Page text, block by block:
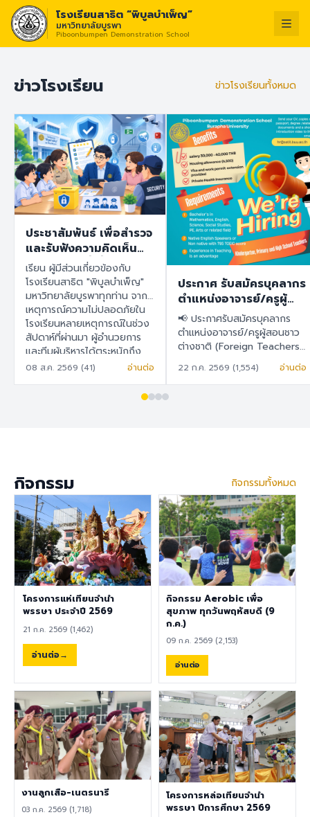
โรงเรียนสาธิต “พิบูลบำเพ็ญ”
มหาวิทยาลัยบูรพา
Piboonbumpen Demonstration School
ข่าวโรงเรียน ข่าวโรงเรียนทั้งหมด
ประชาสัมพันธ์ เพื่อสำรวจ
และรับฟังความคิดเห็น
ของทุกฝ่ายที่เกี่ยวข้องกับ
โรงเรียนสาธิต "พิบูล
บำเพ็ญ" มหาวิทยาลัย
บูรพา เพื่อนำข้อมูลไปใช้
ในการวางแผน พัฒนา
และยกระดับระบบความ
ปลอดภัยของโรงเรียน
อย่างเป็นรูปธรรม
เรียน ผู้มีส่วนเกี่ยวข้องกับ
โรงเรียนสาธิต "พิบูลบำเพ็ญ"
มหาวิทยาลัยบูรพาทุกท่าน จาก
เหตุการณ์ความไม่ปลอดภัยใน
โรงเรียนหลายเหตุการณ์ในช่วง
สัปดาห์ที่ผ่านมา ผู้อำนวยการ
และทีมผู้บริหารได้ตระหนักถึง
ความปลอดภัยในโรงเรียนเป็น
มั่นในการพัฒนาสภาพแวดล้อม
โรงเรียนสาธิต "พิบูลบำเพ็ญ"
มหาวิทยาลัยบูรพา เพื่อนำข้อมูล
ไปใช้ในการ วางแผน พัฒนา
และยกระดับระบบความ
ปลอดภัยของโรงเรียนอย่างเป็น
รูปธรรม ขอความอนุเคราะห์ทุก
ท่านในการทำแบบสำรวจ ภายใน
วันที่ 9 สิงหาคม 2569 เพื่อนำ
ผลการสำรวจไปใช้ดำเนินการต่อ
ไป แบบสำรวจความคิดเห็นด้าน
ความปลอดภัย คลิกที่นี่เพื่อร่วม
แสดงความคิดเห็น ผู้อำนวยการ
ขอขอบคุณทุกความคิดเห็น
เพราะความคิดเห็นของท่านคือ
เสียงสำคัญของการพัฒนา
โรงเรียนอย่างยั่งยืน 8
สิงหาคม 2569
08 ส.ค. 2569 (41) อ่านต่อ
ประกาศ รับสมัครบุคลากร
ตำแหน่งอาจารย์/ครูผู้
สอนชาวต่างชาติ
(Foreign Teachers)
📢 ประกาศรับสมัครบุคลากร
ตำแหน่งอาจารย์/ครูผู้สอนชาว
ต่างชาติ (Foreign Teachers)
โรงเรียนสาธิต "พิบูลบำเพ็ญ"
มหาวิทยาลัยบูรพา 🇹🇭 ภาษา
ไทย โรงเรียนสาธิต "พิบูล
เดือน 30,000 – 40,000
บาท เงินช่วยเหลือค่าที่พัก
6,500 บาท/เดือน สวัสดิการ
การต่ออายุ Visa และ Work
Permit ประกันสุขภาพเอกชน
คุณสมบัติประจำตำแหน่ง สำเร็จ
การศึกษาระดับปริญญาตรี ใน
สาขาวิชาคณิตศาสตร์ ภาษา
อังกฤษ วิทยาศาสตร์
สังคมศึกษา สุขศึกษา/
พลศึกษา ศิลปะ หรือสาขาอื่นที่
เกี่ยวข้อง เป็นผู้ใช้ภาษาอังกฤษ
Speaker) หรือหากไม่ใช่เจ้าของ
ภาษา ต้องมีผลการทดสอบ
ภาษาอังกฤษ TOEIC ไม่ต่ำกว่า
785 คะแนน หากมีประสบการณ์
ด้านการจัดการเรียนการสอนจะ
ได้รับการพิจารณาเป็นพิเศษ
เอกสารประกอบการสมัครและ
การติดต่อ ผู้สนใจสามารถส่ง
ประวัติส่วนตัว (CV), สำเนา
หนังสือเดินทาง (Passport),
สำเนาใบปริญญาบัตร, เอกสาร
22 ก.ค. 2569 (1,554) อ่านต่อ
กิจกรรม กิจกรรมทั้งหมด
โครงการแห่เทียนจำนำ
พรรษา ประจำปี 2569
21 ก.ค. 2569 (1,462)
อ่านต่อ
กิจกรรม Aerobic เพื่อ
สุขภาพ ทุกวันพฤหัสบดี (9
ก.ค.)
09 ก.ค. 2569 (2,153)
อ่านต่อ
งานลูกเสือ-เนตรนารี
03 ก.ค. 2569 (1,718)
โครงการหล่อเทียนจำนำ
พรรษา ปีการศึกษา 2569